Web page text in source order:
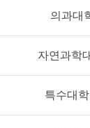
의과대
자연과학
특수대